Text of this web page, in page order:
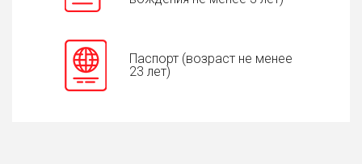
Паспорт (возраст не менее
23 лет)